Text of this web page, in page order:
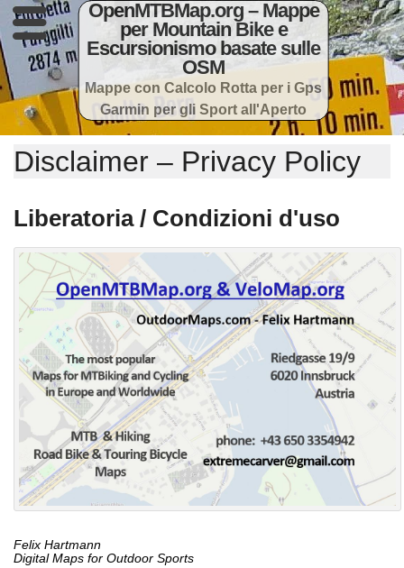
OpenMTBMap.org – Mappe
per Mountain Bike e
Escursionismo basate sulle
OSM
Mappe con Calcolo Rotta per i Gps
Garmin per gli Sport all'Aperto
Disclaimer – Privacy Policy
Liberatoria / Condizioni d'uso
Felix Hartmann
Digital Maps for Outdoor Sports